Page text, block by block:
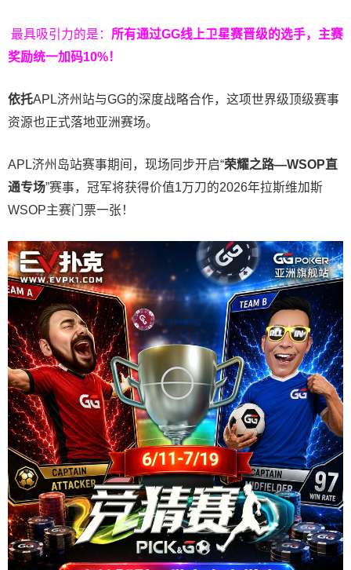
最具吸引力的是： 所有通过GG线上卫星赛晋级的选手，主赛
奖励统一加码10%！
依托APL济州站与GG的深度战略合作，这项世界级顶级赛事
资源也正式落地亚洲赛场。
APL济州岛站赛事期间，现场同步开启“荣耀之路—WSOP直
通专场”赛事，冠军将获得价值1万刀的2026年拉斯维加斯
WSOP主赛门票一张！